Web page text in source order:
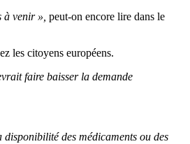
venir », peut-on encore lire dans le
les citoyens européens.
faire baisser la demande
des médicaments ou des